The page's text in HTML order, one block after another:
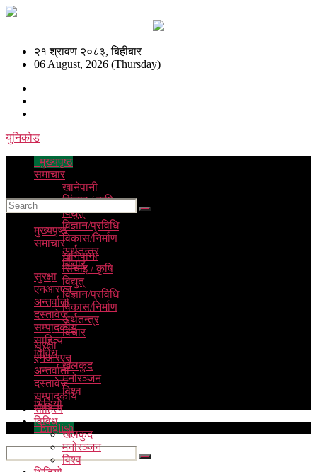
२१ श्रावण २०८३, बिहीबार
06 August, 2026 (Thursday)
युनिकोड
मुख्यपृष्ठ
समाचार
खानेपानी
सिंचाइ / कृषि
विद्युत्
विज्ञान/प्रविधि
विकास/निर्माण
अर्थतन्त्र
विचार
सुरक्षा
एनआरएन
अन्तर्वार्ता
दस्तावेज
सम्पादकीय
साहित्य
विविध
खेलकुद
मनोरञ्जन
विश्व
भिडियो
English
मुख्यपृष्ठ
समाचार
खानेपानी
सिंचाइ / कृषि
विद्युत्
विज्ञान/प्रविधि
विकास/निर्माण
अर्थतन्त्र
विचार
सुरक्षा
एनआरएन
अन्तर्वार्ता
दस्तावेज
सम्पादकीय
साहित्य
विविध
खेलकुद
मनोरञ्जन
विश्व